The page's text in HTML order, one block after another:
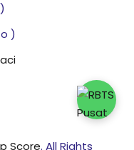
)
Score. All Rights